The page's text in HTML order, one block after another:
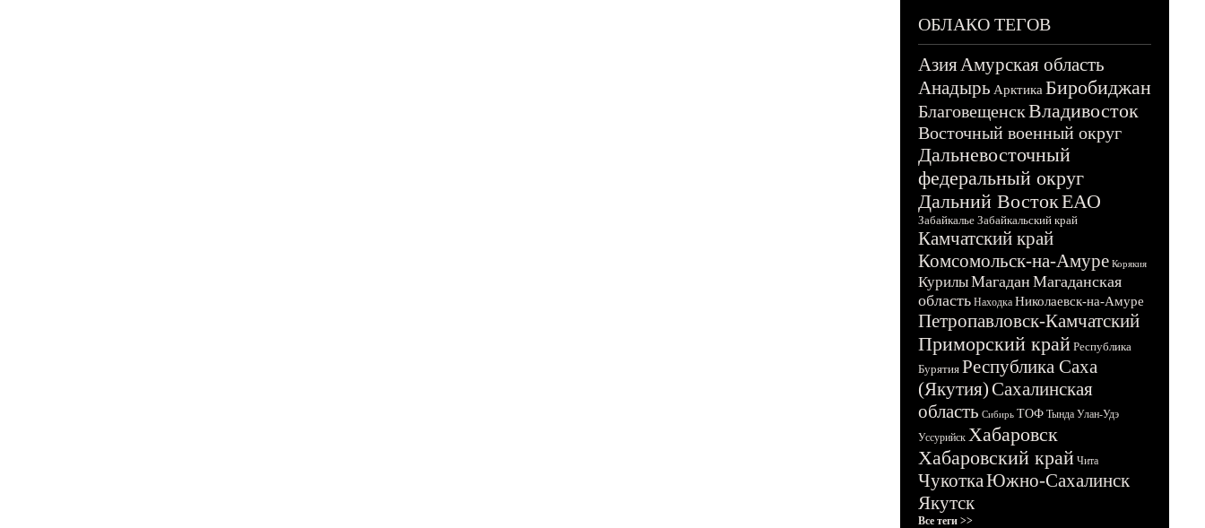
ОБЛАКО ТЕГОВ
АзияАмурская область
Анадырь Арктика Биробиджан
БлаговещенскВладивосток
Восточный военный округ
Дальневосточный
федеральный округ
Дальний ВостокЕАО
Забайкалье Забайкальский край
Камчатский край
Комсомольск-на-Амуре Корякия
КурилыМагадан Магаданская
область Находка Николаевск-на-Амуре
Петропавловск-Камчатский
Приморский край Республика
Бурятия Республика Саха
(Якутия)Сахалинская
область Сибирь ТОФ Тында Улан-Удэ
Уссурийск Хабаровск
Хабаровский край Чита
ЧукоткаЮжно-Сахалинск
Якутск
Все теги >>